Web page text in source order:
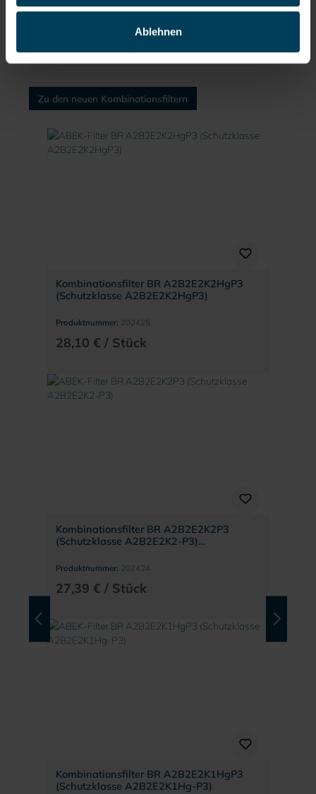
Ablehnen
moderne Optik punkten, und genießen Sie als Anwender die
Zu den neuen Kombinationsfiltern
Produktgalerie überspringen
Kombinationsfilter BR A2B2E2K2HgP3
(Schutzklasse A2B2E2K2HgP3)
Produktnummer: 202425
28,10 € / Stück
Kombinationsfilter BR A2B2E2K2P3
(Schutzklasse A2B2E2K2-P3)
Produktnummer: 202424
27,39 € / Stück
Kombinationsfilter BR A2B2E2K1HgP3
(Schutzklasse A2B2E2K1Hg-P3)